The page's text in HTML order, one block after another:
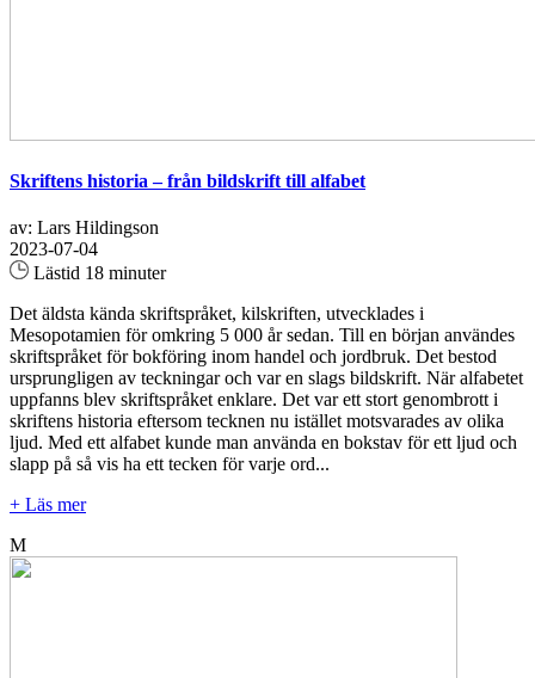
Skriftens historia – från bildskrift till alfabet
av: Lars Hildingson
2023-07-04
Lästid 18 minuter
Det äldsta kända skriftspråket, kilskriften, utvecklades i
Mesopotamien för omkring 5 000 år sedan. Till en början användes
skriftspråket för bokföring inom handel och jordbruk. Det bestod
ursprungligen av teckningar och var en slags bildskrift. När alfabetet
uppfanns blev skriftspråket enklare. Det var ett stort genombrott i
skriftens historia eftersom tecknen nu istället motsvarades av olika
ljud. Med ett alfabet kunde man använda en bokstav för ett ljud och
slapp på så vis ha ett tecken för varje ord...
+ Läs mer
M